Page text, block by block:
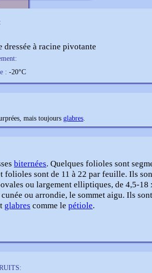
dressée à racine pivotante
: -20°C
mais toujours glabres.
biternées. Quelques folioles sont
folioles sont de 11 à 22 par feuille. Ils
ou largement elliptiques, de 4,5-18
cunée ou arrondie, le sommet aigu. Ils sont
glabres comme le pétiole.